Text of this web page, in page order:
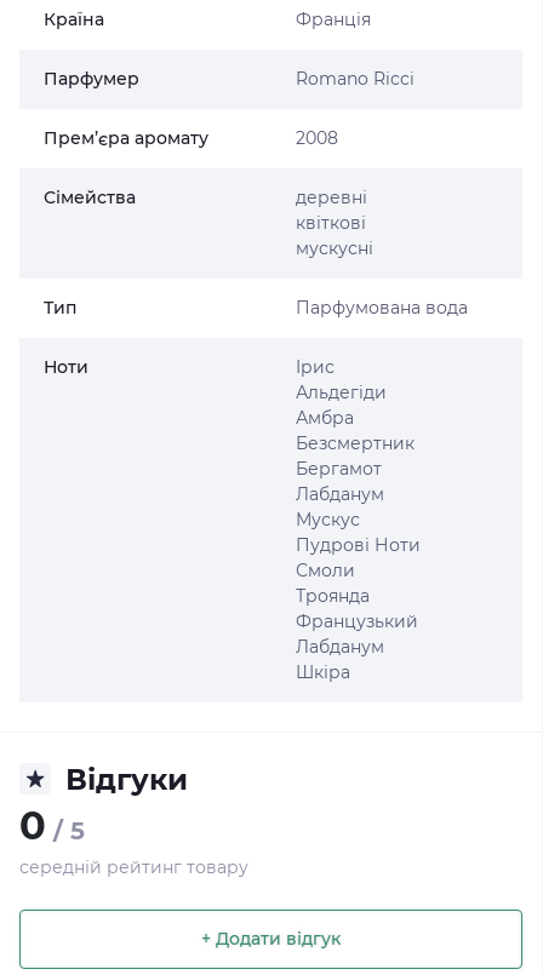
Країна Франція
Парфумер Romano Ricci
Прем’єра аромату 2008
Сімейства
деревні
квіткові
мускусні
Тип Парфумована вода
Ноти
Ірис
Альдегіди
Амбра
Безсмертник
Бергамот
Лабданум
Мускус
Пудрові Ноти
Смоли
Троянда
Французький
Лабданум
Шкіра
Відгуки
0 / 5
середній рейтинг товару
+ Додати відгук